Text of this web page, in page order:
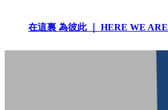
content在這裏 為彼此 ｜ HERE WE ARE